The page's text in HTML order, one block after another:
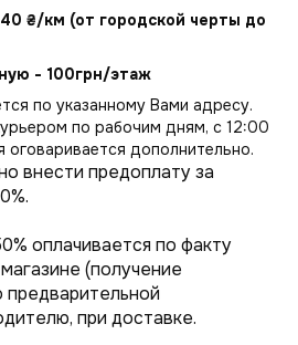
₴/км (от городской черты до
- 100грн/этаж
по указанному Вами адресу.
по рабочим дням, с 12:00
дополнительно.
внести предоплату за
оплачивается по факту
(получение
при доставке.